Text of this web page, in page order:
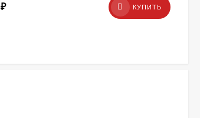
₽ КУПИТЬ